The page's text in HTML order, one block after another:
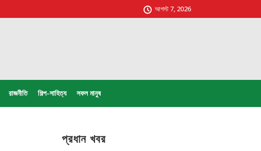
আগস্ট 7, 2026
রাজনীতি শিল্প-সাহিত্য সফল মানুষ
প্রধান খবর